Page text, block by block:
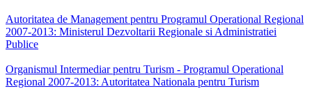
Autoritatea de Management pentru Programul Operational Regional
2007-2013: Ministerul Dezvoltarii Regionale si Administratiei
Publice
Organismul Intermediar pentru Turism - Programul Operational
Regional 2007-2013: Autoritatea Nationala pentru Turism